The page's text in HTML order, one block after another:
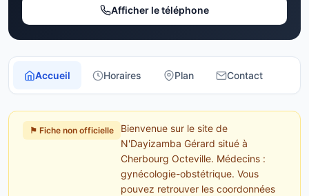
Afficher le téléphone
Accueil Horaires Plan Contact
⚑ Fiche non officielle
Bienvenue sur le site de
N'Dayizamba Gérard situé à
Cherbourg Octeville. Médecins :
gynécologie-obstétrique. Vous
pouvez retrouver les coordonnées